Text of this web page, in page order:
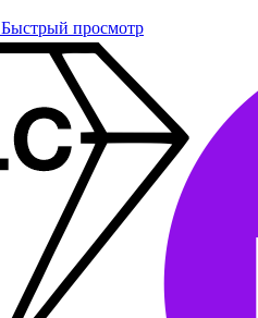
Быстрый просмотр